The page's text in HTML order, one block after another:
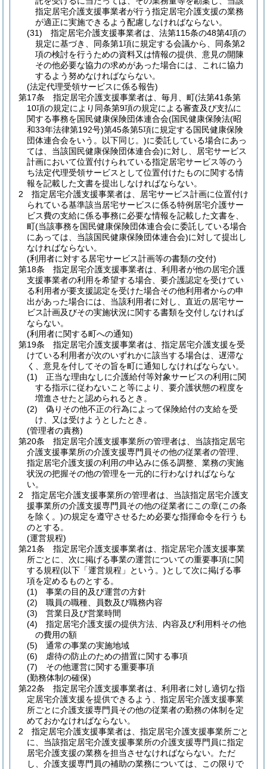
指定居宅介護支援事業者が行う指定居宅介護支援の業務
が適正に実施できるよう配慮しなければならない。
(31)
指定居宅介護支援事業者は、法第115条の48第4項の
規定に基づき、同条第1項に規定する会議から、同条第2
項の検討を行うための資料又は情報の提供、意見の開陳
その他必要な協力の求めがあった場合には、これに協力
するよう努めなければならない。
(法定代理受領サービスに係る報告)
第17条
指定居宅介護支援事業者は、毎月、町(法第41条第
10項の規定により同条第9項の規定による審査及び支払に
関する事務を国民健康保険団体連合会(国民健康保険法(昭
和33年法律第192号)第45条第5項に規定する国民健康保険
団体連合会をいう。以下同じ。)に委託している場合にあっ
ては、当該国民健康保険団体連合会)に対し、居宅サービス
計画において位置付けられている指定居宅サービス等のう
ち法定代理受領サービスとして位置付けたものに関する情
報を記載した文書を提出しなければならない。
2
指定居宅介護支援事業者は、居宅サービス計画に位置付け
られている基準該当居宅サービスに係る特例居宅介護サー
ビス費の支給に係る事務に必要な情報を記載した文書を、
町(当該事務を国民健康保険団体連合会に委託している場合
にあっては、当該国民健康保険団体連合会)に対して提出し
なければならない。
(利用者に対する居宅サービス計画等の書類の交付)
第18条
指定居宅介護支援事業者は、利用者が他の居宅介護
支援事業者の利用を希望する場合、要介護認定を受けてい
る利用者が要支援認定を受けた場合その他利用者からの申
出があった場合には、当該利用者に対し、直近の居宅サー
ビス計画及びその実施状況に関する書類を交付しなければ
ならない。
(利用者に関する町への通知)
第19条
指定居宅介護支援事業者は、指定居宅介護支援を受
けている利用者が次のいずれかに該当する場合は、遅滞な
く、意見を付してその旨を町に通知しなければならない。
(1)
正当な理由なしに介護給付等対象サービスの利用に関
する指示に従わないこと等により、要介護状態の程度を
増進させたと認められるとき。
(2)
偽りその他不正の行為によって保険給付の支給を受
け、又は受けようとしたとき。
(管理者の責務)
第20条
指定居宅介護支援事業所の管理者は、当該指定居宅
介護支援事業所の介護支援専門員その他の従業者の管理、
指定居宅介護支援の利用の申込みに係る調整、業務の実施
状況の把握その他の管理を一元的に行わなければならな
い。
2
指定居宅介護支援事業所の管理者は、当該指定居宅介護支
援事業所の介護支援専門員その他の従業者にこの章(この条
を除く。)の規定を遵守させるため必要な指揮命令を行うも
のとする。
(運営規程)
第21条
指定居宅介護支援事業者は、指定居宅介護支援事業
所ごとに、次に掲げる事業の運営についての重要事項に関
する規程(以下「運営規程」という。)として次に掲げる事
項を定めるものとする。
(1)
事業の目的及び運営の方針
(2)
職員の職種、員数及び職務内容
(3)
営業日及び営業時間
(4)
指定居宅介護支援の提供方法、内容及び利用料その他
の費用の額
(5)
通常の事業の実施地域
(6)
虐待の防止のための措置に関する事項
(7)
その他運営に関する重要事項
(勤務体制の確保)
第22条
指定居宅介護支援事業者は、利用者に対し適切な指
定居宅介護支援を提供できるよう、指定居宅介護支援事業
所ごとに介護支援専門員その他の従業者の勤務の体制を定
めておかなければならない。
2
指定居宅介護支援事業者は、指定居宅介護支援事業所ごと
に、当該指定居宅介護支援事業所の介護支援専門員に指定
居宅介護支援の業務を担当させなければならない。 ただ
し、介護支援専門員の補助の業務については、この限りで